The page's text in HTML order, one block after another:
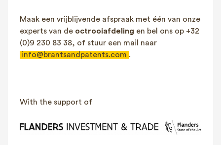
Maak een vrijblijvende afspraak met één van onze
experts van de octrooiafdeling en bel ons op +32
(0)9 230 83 38, of stuur een mail naar
info@brantsandpatents.com .
With the support of